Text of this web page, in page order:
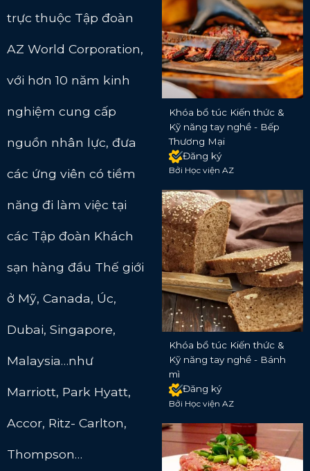
trực thuộc Tập đoàn
AZ World Corporation,
với hơn 10 năm kinh
nghiệm cung cấp
nguồn nhân lực, đưa
các ứng viên có tiềm
năng đi làm việc tại
các Tập đoàn Khách
sạn hàng đầu Thế giới
ở Mỹ, Canada, Úc,
Dubai, Singapore,
Malaysia…như
Marriott, Park Hyatt,
Accor, Ritz- Carlton,
Thompson…
Khóa bổ túc Kiến thức &
Kỹ năng tay nghề - Bếp
Thương Mại
Đăng ký
Bởi Học viện AZ
Khóa bổ túc Kiến thức &
Kỹ năng tay nghề - Bánh
mì
Đăng ký
Bởi Học viện AZ